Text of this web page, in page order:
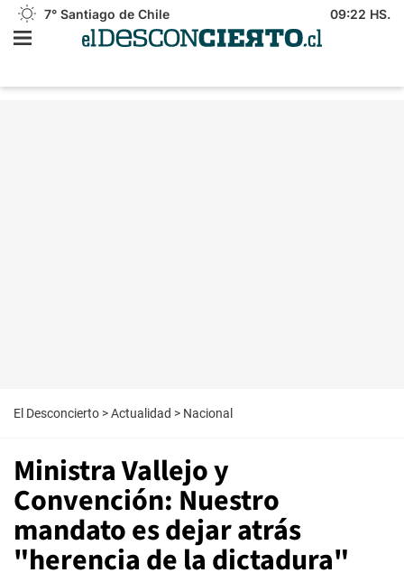
7° Santiago de Chile 09:22 HS.
El Desconcierto >Actualidad > Nacional
Ministra Vallejo y
Convención: Nuestro
mandato es dejar atrás
"herencia de la dictadura"